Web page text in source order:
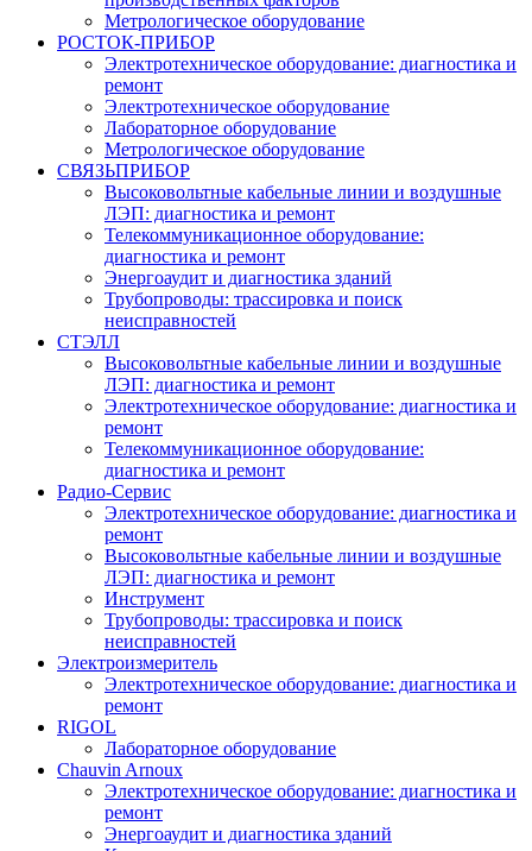
Метрологическое оборудование
РОСТОК-ПРИБОР
Электротехническое оборудование: диагностика и
ремонт
Электротехническое оборудование
Лабораторное оборудование
Метрологическое оборудование
СВЯЗЬПРИБОР
Высоковольтные кабельные линии и воздушные
ЛЭП: диагностика и ремонт
Телекоммуникационное оборудование:
диагностика и ремонт
Энергоаудит и диагностика зданий
Трубопроводы: трассировка и поиск
неисправностей
СТЭЛЛ
Высоковольтные кабельные линии и воздушные
ЛЭП: диагностика и ремонт
Электротехническое оборудование: диагностика и
ремонт
Телекоммуникационное оборудование:
диагностика и ремонт
Радио-Cервис
Электротехническое оборудование: диагностика и
ремонт
Высоковольтные кабельные линии и воздушные
ЛЭП: диагностика и ремонт
Инструмент
Трубопроводы: трассировка и поиск
неисправностей
Электроизмеритель
Электротехническое оборудование: диагностика и
ремонт
RIGOL
Лабораторное оборудование
Chauvin Arnoux
Электротехническое оборудование: диагностика и
ремонт
Энергоаудит и диагностика зданий